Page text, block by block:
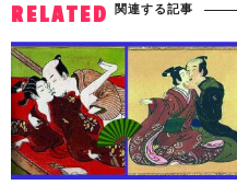
RELATED 関連する記事